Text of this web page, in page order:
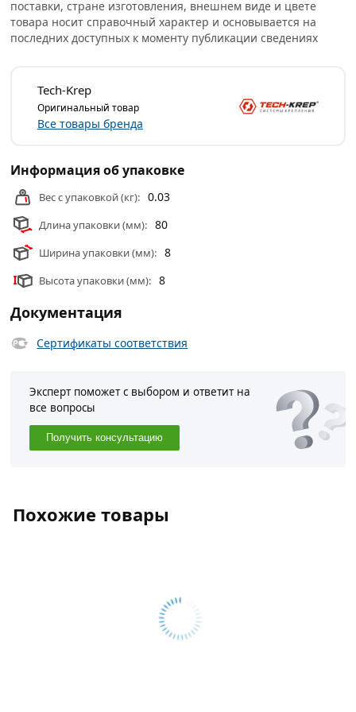
Прочность крепежа достигается расклиниванием
дюбеля в отверстии гвоздем в момент удара молотком.
можно легко ослабить или усилить крепеж,
демонтировать его.
Дюбель-гвоздь 8х80 с потайным бортиком
утапливается, благодаря чему возможно производить
крепежные работы без последующего выравнивания
поверхности.
Область применения:
дверных коробок, оконных рам, кабельных каналов,
обрешетки, гипсокартонных листов (ГКЛ),
гипсоволокнистых листов (ГКЛ) и т.д.
Условия доставки и цены на товар Дюбель-гвоздь 8х80
мм потайная манжета из категории
поставки, стране изготовления, внешнем виде и цвете
товара носит справочный характер и основывается на
последних доступных к моменту публикации сведениях
Tech-Krep
Оригинальный товар
Все товары бренда
Информация об упаковке
Вес с упаковкой (кг): 0.03
Длина упаковки (мм): 80
Ширина упаковки (мм): 8
Высота упаковки (мм): 8
Документация
Сертификаты соответствия
Эксперт поможет с выбором и ответит на
все вопросы
Получить консультацию
Похожие товары